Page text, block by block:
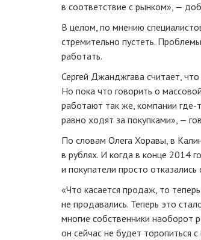
в соответствие с рынком», —
В целом, по мнению
стремительно пустеть.
работать.
Сергей Джанджгава считает,
Но пока что говорить о
работают так же, компании где-
равно ходят за покупками», —
По словам Олега Хоравы, в
в рублях. И когда в конце 2014
и покупатели просто
«Что касается продаж, то
не продавались. Теперь это
многие собственники наоборот
он сейчас не будет торопиться